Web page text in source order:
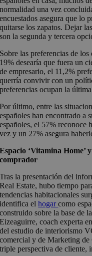
normalidad una vez
encuestados asegura que lo
quitarse los zapatos. Dejar
son la segunda y tercera
Sobre las preferencias de
19% desearía que fuera un
de empresario, el 11,2%
querría convivir con un
preferencias ocupan la
Por último, entre las
españoles han encontrado a
españoles, el 57% reconoce
vez y un 27% asegura
Espacio ‘Vitamina Home’
comprador
Tras la presentación del
Real Estate, hubo tiempo
tendencias habitacionales
identifica elhogarcomo
construido sobre la base de
Eizeaguirre, coach experta
del estudio de interiorismo
comercial y de Marketing de
triple perspectiva de cliente,